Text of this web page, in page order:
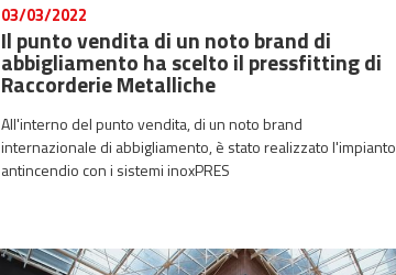
03/03/2022
Il punto vendita di un noto brand di
abbigliamento ha scelto il pressfitting di
Raccorderie Metalliche
All'interno del punto vendita, di un noto brand
internazionale di abbigliamento, è stato realizzato l'impianto
antincendio con i sistemi inoxPRES